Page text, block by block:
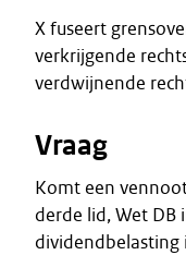
X fuseert
verkrijgende
verdwijnende
Vraag
Komt een
derde lid, Wet DB
dividendbelasting